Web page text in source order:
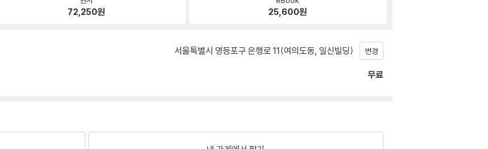
72,250원 25,600원
서울특별시 영등포구 은행로 11(여의도동, 일신빌딩) 변경
무료